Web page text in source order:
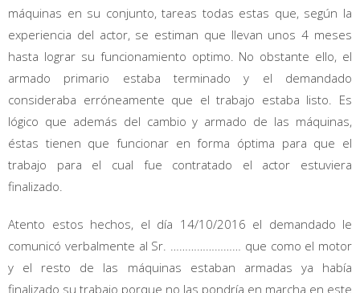
máquinas en su conjunto, tareas todas estas que, según la
experiencia del actor, se estiman que llevan unos 4 meses
hasta lograr su funcionamiento optimo. No obstante ello, el
armado primario estaba terminado y el demandado
consideraba erróneamente que el trabajo estaba listo. Es
lógico que además del cambio y armado de las máquinas,
éstas tienen que funcionar en forma óptima para que el
trabajo para el cual fue contratado el actor estuviera
finalizado.
Atento estos hechos, el día 14/10/2016 el demandado le
comunicó verbalmente al Sr. …………………… que como el motor
y el resto de las máquinas estaban armadas ya había
finalizado su trabajo porque no las pondría en marcha en este